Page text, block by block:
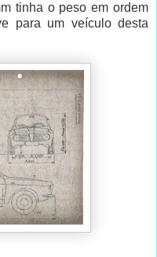
tinha o peso em ordem
para um veículo desta